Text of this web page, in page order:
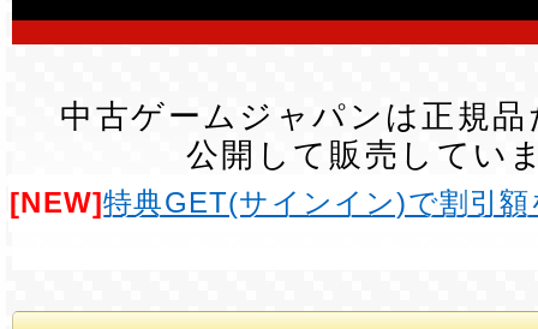
中古ゲームジャパンは正規
公開して販売してい
[NEW]特典GET(サインイン)で割引